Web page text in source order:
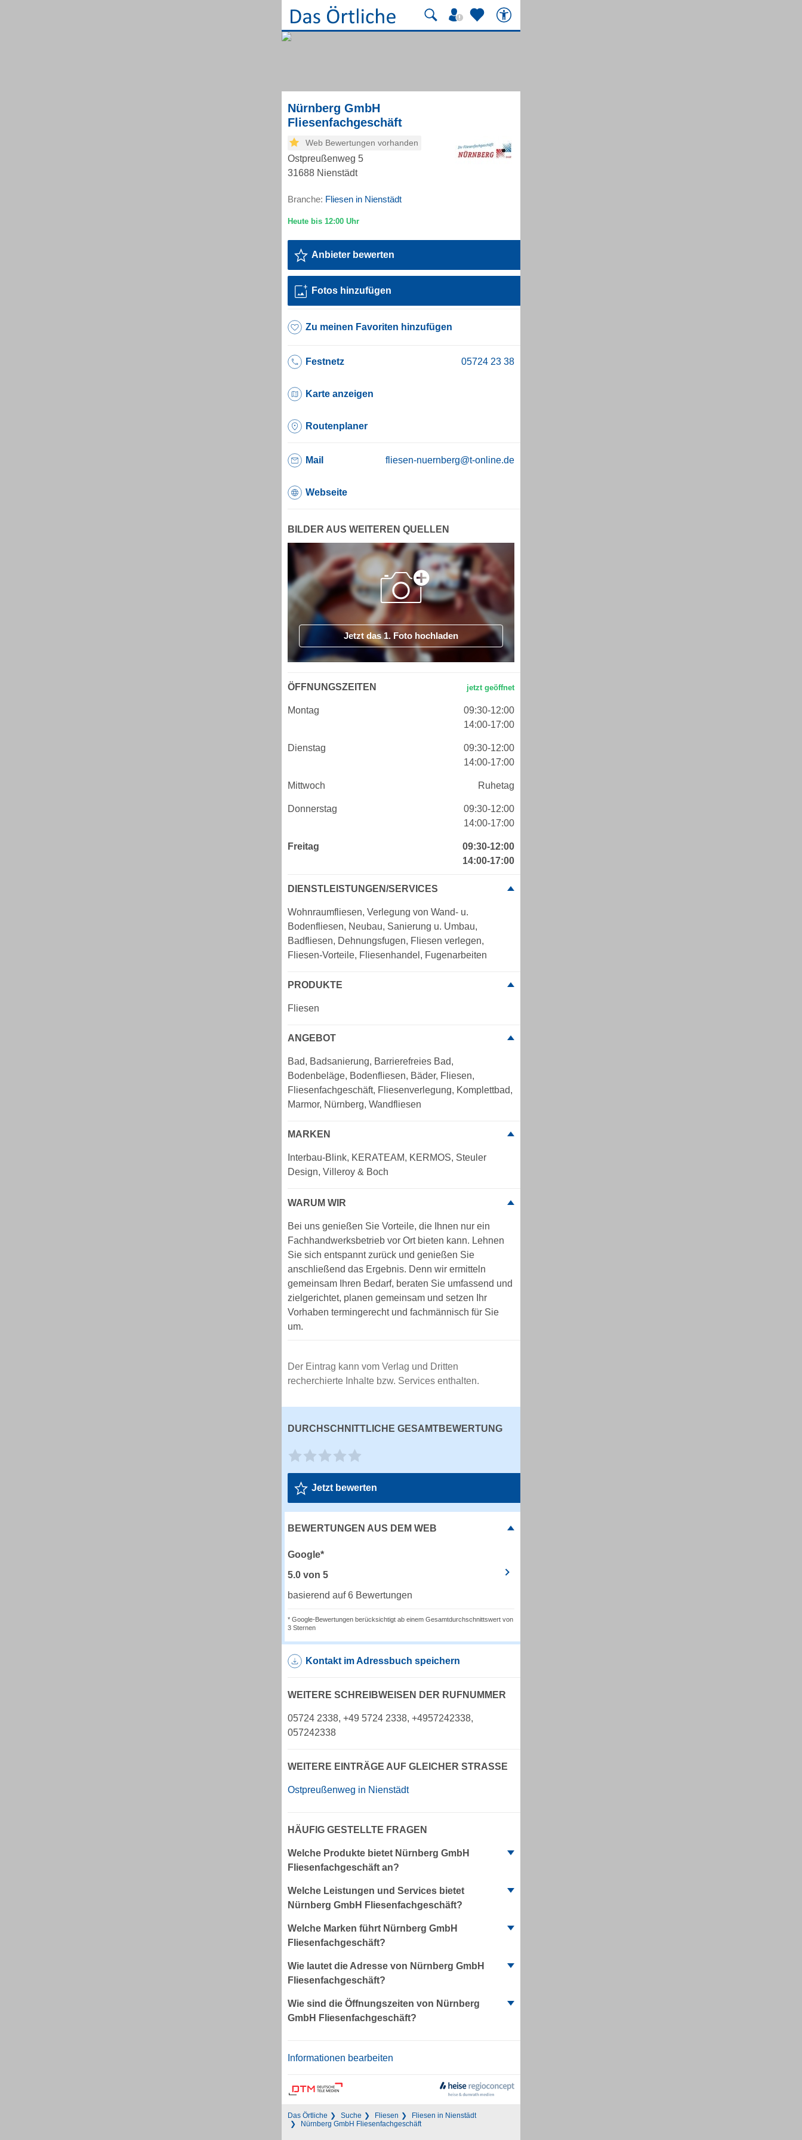
Nürnberg GmbH
Fliesenfachgeschäft
Web Bewertungen vorhanden
Ostpreußenweg 5
31688 Nienstädt
Branche: Fliesen in Nienstädt
Anbieter bewerten
Fotos hinzufügen
Zu meinen Favoriten hinzufügen
Festnetz
Karte anzeigen
Routenplaner
Mail fliesen-nuernberg@t-online.de
Webseite
BILDER AUS WEITEREN QUELLEN
Jetzt das 1. Foto hochladen
ÖFFNUNGSZEITEN
Montag
09:30-12:00
14:00-17:00
Dienstag
09:30-12:00
14:00-17:00
Mittwoch Ruhetag
Donnerstag
09:30-12:00
14:00-17:00
Freitag
09:30-12:00
14:00-17:00
DIENSTLEISTUNGEN/SERVICES
Wohnraumfliesen, Verlegung von Wand- u.
Bodenfliesen, Neubau, Sanierung u. Umbau,
Badfliesen, Dehnungsfugen, Fliesen verlegen,
Fliesen-Vorteile, Fliesenhandel, Fugenarbeiten
PRODUKTE
Fliesen
ANGEBOT
Bad, Badsanierung, Barrierefreies Bad,
Bodenbeläge, Bodenfliesen, Bäder, Fliesen,
Fliesenfachgeschäft, Fliesenverlegung, Komplettbad,
Marmor, Nürnberg, Wandfliesen
MARKEN
Interbau-Blink, KERATEAM, KERMOS, Steuler
Design, Villeroy & Boch
WARUM WIR
Bei uns genießen Sie Vorteile, die Ihnen nur ein
Fachhandwerksbetrieb vor Ort bieten kann. Lehnen
Sie sich entspannt zurück und genießen Sie
anschließend das Ergebnis. Denn wir ermitteln
gemeinsam Ihren Bedarf, beraten Sie umfassend und
zielgerichtet, planen gemeinsam und setzen Ihr
Vorhaben termingerecht und fachmännisch für Sie
um.
Der Eintrag kann vom Verlag und Dritten
recherchierte Inhalte bzw. Services enthalten.
DURCHSCHNITTLICHE GESAMTBEWERTUNG
Jetzt bewerten
BEWERTUNGEN AUS DEM WEB
Google*
5.0 von 5
basierend auf 6 Bewertungen
* Google-Bewertungen berücksichtigt ab einem Gesamtdurchschnittswert von
3 Sternen
Kontakt im Adressbuch speichern
WEITERE SCHREIBWEISEN DER RUFNUMMER
05724 2338, +49 5724 2338, +4957242338,
057242338
WEITERE EINTRÄGE AUF GLEICHER STRASSE
Ostpreußenweg in Nienstädt
HÄUFIG GESTELLTE FRAGEN
Welche Produkte bietet Nürnberg GmbH
Fliesenfachgeschäft an?
Welche Leistungen und Services bietet
Nürnberg GmbH Fliesenfachgeschäft?
Welche Marken führt Nürnberg GmbH
Fliesenfachgeschäft?
Wie lautet die Adresse von Nürnberg GmbH
Fliesenfachgeschäft?
Wie sind die Öffnungszeiten von Nürnberg
GmbH Fliesenfachgeschäft?
Informationen bearbeiten
Das Örtliche Suche Fliesen
Fliesen in Nienstädt
Nürnberg GmbH Fliesenfachgeschäft